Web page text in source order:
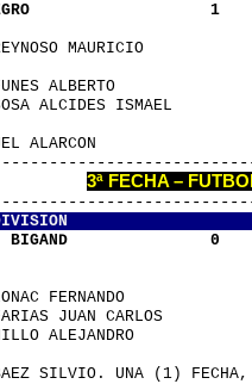
1
MAURICIO
FUNES
ALCIDES
ALARCON
3ª FECHA –
BIGAND               0
LONAC
FARIAS JUAN
MILLO
SILVIO. UNA (1) FECHA,